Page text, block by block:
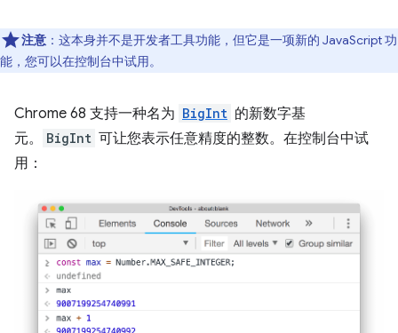
注意 ：这本身并不是开发者工具功能，但它是一项新的 JavaScript 功
能，您可以在控制台中试用。
Chrome 68 支持一种名为 BigInt 的新数字基
元。
BigInt 可让您表示任意精度的整数。在控制台中试
用：